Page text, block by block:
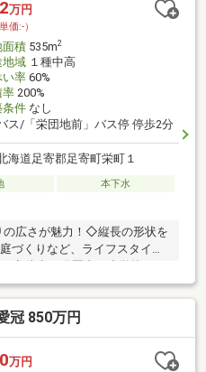
万円
価:-）
面積535m2
地域１種中高
い率60%
率200%
条件なし
ス/「栄団地前」バス停 停歩2分
海道足寄郡足寄町栄町１
本下水
広さが魅力！◇縦長の形状を
づくりなど、ライフスタイル
足寄の中心地に近く、日々の
利です♪四季折々の自然を感じ
せる足寄町。広い土地だから
を、ここからはじめてみませ
冠 850万円
万円